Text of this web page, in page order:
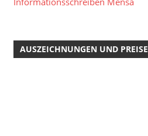
AUSZEICHNUNGEN UND PREISE